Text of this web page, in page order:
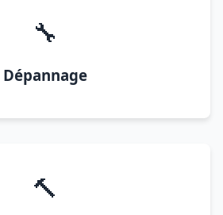
🔧
Dépannage
🔨